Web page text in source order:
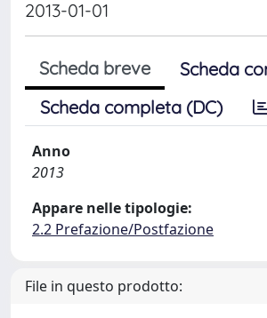
2013-01-01
Scheda breve
Scheda
Scheda completa (DC)
Anno
2013
Appare nelle tipologie:
2.2 Prefazione/Postfazione
File in questo prodotto: